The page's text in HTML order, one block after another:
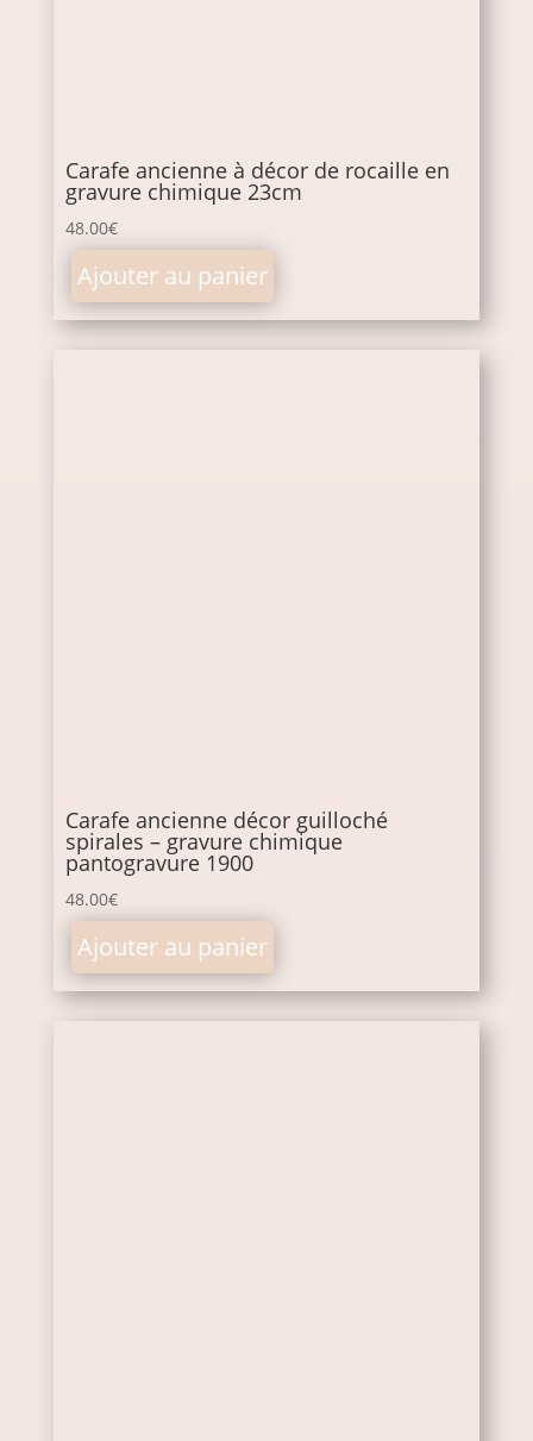
Carafe ancienne à décor de rocaille en
gravure chimique 23cm
48.00€
Ajouter au panier
Carafe ancienne décor guilloché
spirales – gravure chimique
pantogravure 1900
48.00€
Ajouter au panier